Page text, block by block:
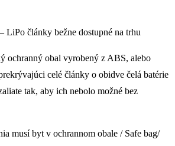
LiPo články bežne dostupné na trhu
ochranný obal vyrobený z ABS, alebo
celé články o obidve čelá batérie
tak, aby ich nebolo možné bez
musí byt v ochrannom obale / Safe bag/